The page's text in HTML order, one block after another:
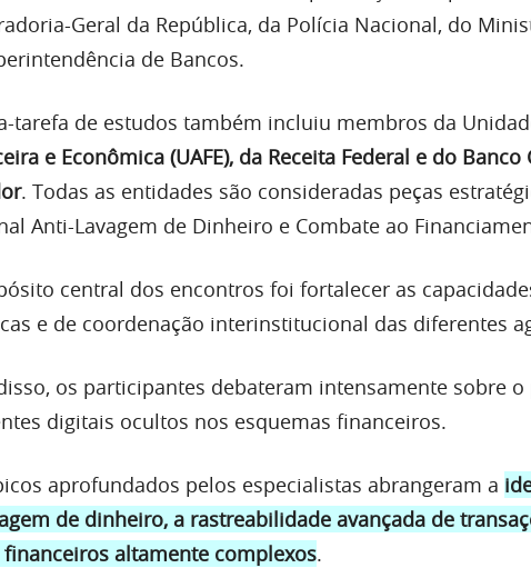
Geral da República, da Polícia Nacional, do
de Bancos.
tarefa de estudos também incluiu membros da
e Econômica (UAFE), da Receita Federal e do Banco
. Todas as entidades são consideradas peças
Anti-Lavagem de Dinheiro e Combate ao
central dos encontros foi fortalecer as
e de coordenação interinstitucional das diferentes
os participantes debateram intensamente sobre o
digitais ocultos nos esquemas financeiros.
aprofundados pelos especialistas abrangeram a
de dinheiro, a rastreabilidade avançada de
altamente complexos.